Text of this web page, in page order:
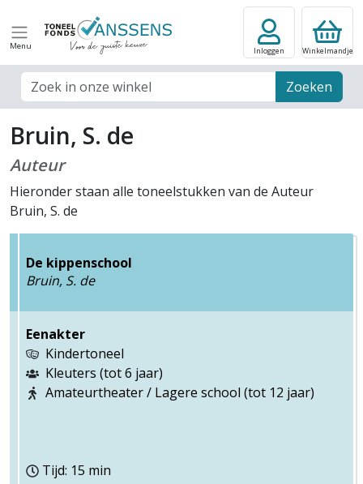
Menu
Zoek veld Zoeken
Inloggen Winkelmandje
Bruin, S. de
Auteur
Hieronder staan alle toneelstukken van de Auteur
Bruin, S. de
De kippenschool
Bruin, S. de
Eenakter
Kindertoneel
Kleuters (tot 6 jaar)
Amateurtheater / Lagere school (tot 12 jaar)
Tijd: 15 min